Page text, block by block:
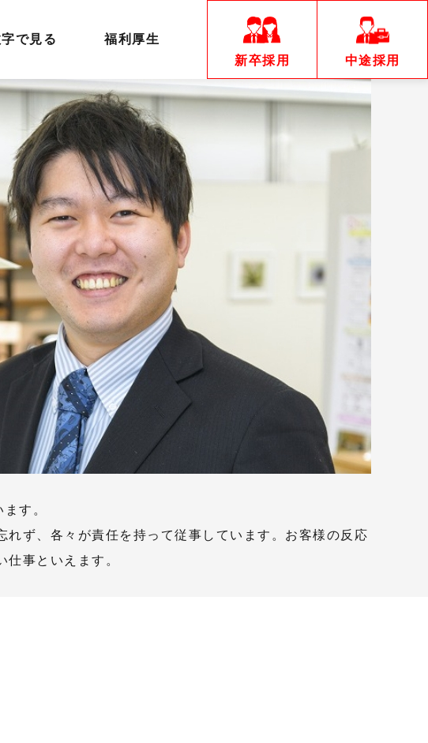
で見る
福利厚生
新卒採用
中途採用
す。
ず、各々が責任を持って従事しています。お客様の反応
事といえます。